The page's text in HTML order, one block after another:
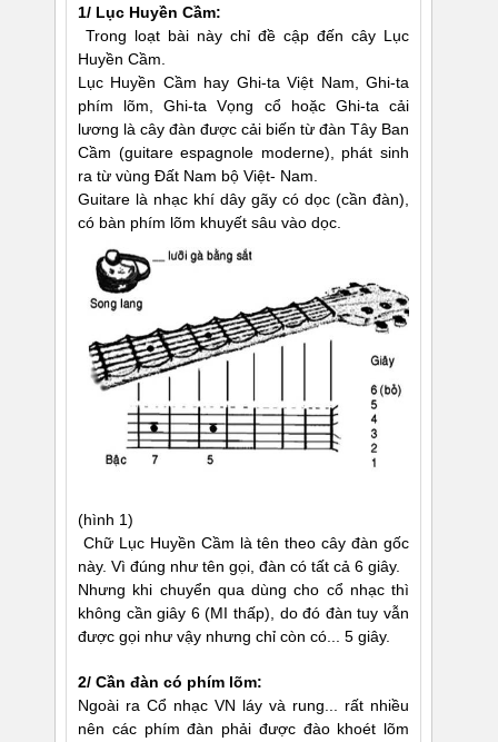
1/ Lục Huyền Cầm:
Trong loạt bài này chỉ đề cập đến cây Lục
Huyền Cầm.
Lục Huyền Cầm hay Ghi-ta Việt Nam, Ghi-ta
phím lõm, Ghi-ta Vọng cổ hoặc Ghi-ta cải
lương là cây đàn được cải biến từ đàn Tây Ban
Cầm (guitare espagnole moderne), phát sinh
ra từ vùng Ðất Nam bộ Việt- Nam.
Guitare là nhạc khí dây gãy có dọc (cần đàn),
có bàn phím lõm khuyết sâu vào dọc.
(hình 1)
Chữ Lục Huyền Cầm là tên theo cây đàn gốc
này. Vì đúng như tên gọi, đàn có tất cả 6 giây.
Nhưng khi chuyển qua dùng cho cổ nhạc thì
không cần giây 6 (MI thấp), do đó đàn tuy vẫn
được gọi như vậy nhưng chỉ còn có... 5 giây.
2/ Cần đàn có phím lõm:
Ngoài ra Cổ nhạc VN láy và rung... rất nhiều
nên các phím đàn phải được đào khoét lõm